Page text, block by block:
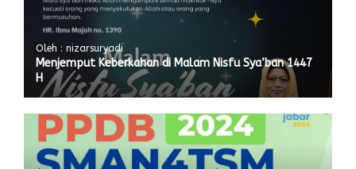
Oleh : nizarsuryadi
Menjemput Keberkahan di Malam Nisfu Sya’ban 1447
H